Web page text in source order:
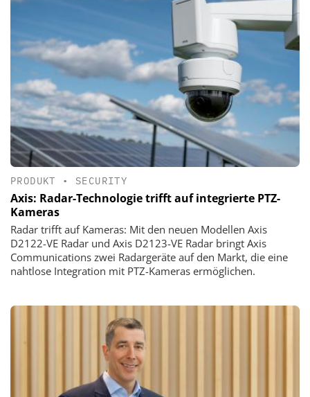
PRODUKT • SECURITY
Axis: Radar-Technologie trifft auf integrierte PTZ-
Kameras
Radar trifft auf Kameras: Mit den neuen Modellen Axis
D2122-VE Radar und Axis D2123-VE Radar bringt Axis
Communications zwei Radargeräte auf den Markt, die eine
nahtlose Integration mit PTZ-Kameras ermöglichen.